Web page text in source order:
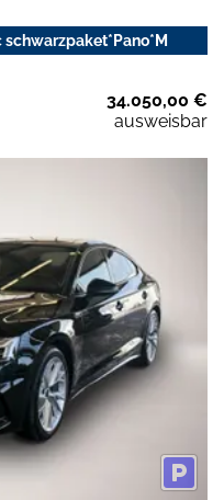
34.050,00 €
ausweisbar